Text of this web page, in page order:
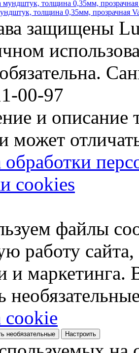
толщина 0,35мм, прозрачная
защищены
00-97
и описание
может
cookies
файлы
работу
и
cookie
необязательные Настроить